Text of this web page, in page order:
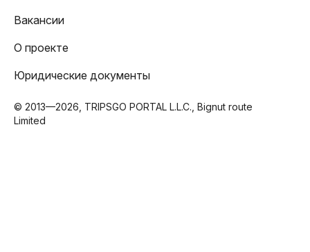
Вакансии
О проекте
Юридические документы
© 2013—2026, TRIPSGO PORTAL L.L.C., Bignut route
Limited